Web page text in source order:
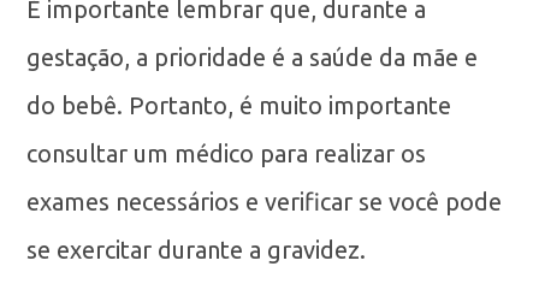
É importante lembrar que, durante a
gestação, a prioridade é a saúde da mãe e
do bebê. Portanto, é muito importante
consultar um médico para realizar os
exames necessários e verificar se você pode
se exercitar durante a gravidez.